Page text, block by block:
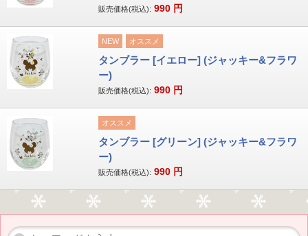
販売価格(税込): 990 円
NEW オススメ
タンブラー [イエロー] (ジャッキー&フラワ
ー)
販売価格(税込): 990 円
オススメ
タンブラー [グリーン] (ジャッキー&フラワ
ー)
販売価格(税込): 990 円